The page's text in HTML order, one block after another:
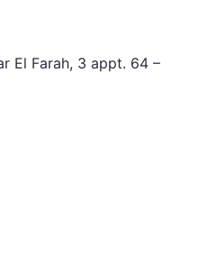
El Farah, 3 appt. 64 –